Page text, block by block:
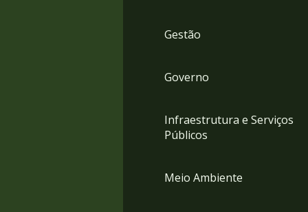
Gestão
Governo
Infraestrutura e Serviços
Públicos
Meio Ambiente